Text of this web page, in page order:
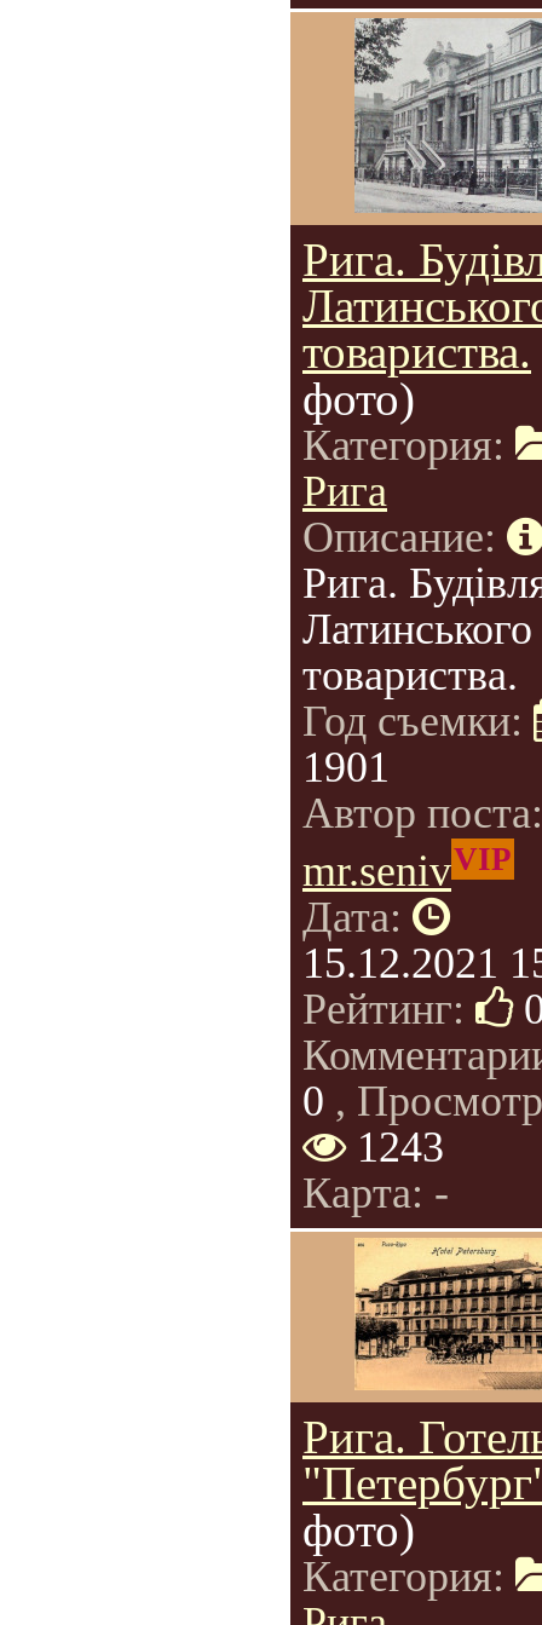
Рига.
товариства.
фото)
Категория:
Рига
Описание:
Рига.
Латинського
товариства.
Год съемки:
1901
Автор
mr.senivVIP
Дата:
15.12.2021
Рейтинг:
0 ,
1243
Карта: -
Рига.
фото)
Категория: